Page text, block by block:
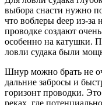
выбора снасти нужно
что воблеры deep из-
проводке создают
особенно на катушки.
ловли судака были
Шнур можно брать не
дальние забросы и
горизонт проводки.